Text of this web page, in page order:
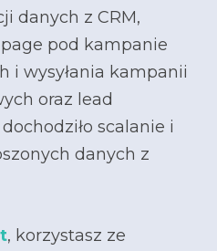
danych z CRM,
pod kampanie
i wysyłania kampanii
oraz lead
scalanie i
danych z
, korzystasz ze